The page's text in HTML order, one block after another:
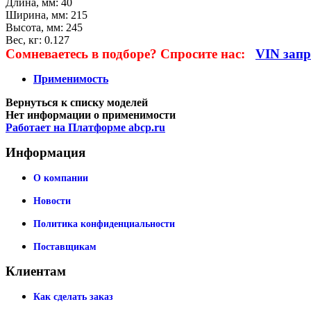
Ширина, мм: 215
Высота, мм: 245
Вес, кг: 0.127
Сомневаетесь в подборе? Спросите нас: VIN
Применимость
Нет информации о применимости
Работает на Платформе abcp.ru
Информация
О компании
Новости
Политика конфиденциальности
Поставщикам
Клиентам
Как сделать заказ